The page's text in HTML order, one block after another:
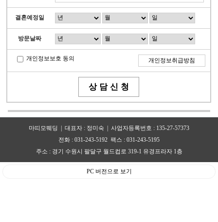
결혼예정일
방문날짜
개인정보보호 동의 개인정보취급방침
마띠모뭬딩 | 대표자 : 정미숙 | 사업자등록번호 : 135-27-57373
전화 : 031-243-5192 팩스 : 031-243-5195
주소 : 경기 수원시 팔달구 월드컵로 319-1 유경프라자 1층
PC 버전으로 보기